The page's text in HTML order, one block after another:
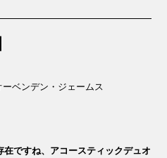
ベンデン・ジェームス
ですね、アコースティックデュオ